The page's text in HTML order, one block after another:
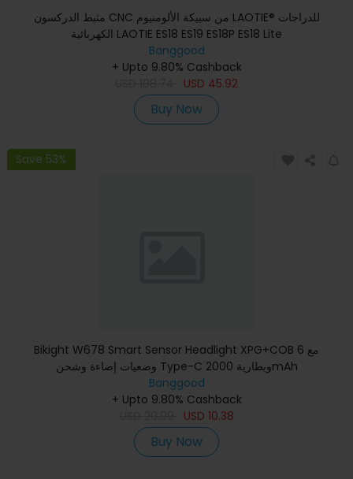
مثبط الدركسون CNC من سبيكة الألومنيوم LAOTIE® للدراجات
الكهربائية LAOTIE ES18 ES19 ES18P ES18 Lite
Banggood
+ Upto 9.80% Cashback
USD 45.92
Buy Now
Save 53%
Bikight W678 Smart Sensor Headlight XPG+COB مع 6
وضعيات إضاءة وشحن Type-C وبطارية 2000mAh
Banggood
+ Upto 9.80% Cashback
USD 10.38
Buy Now